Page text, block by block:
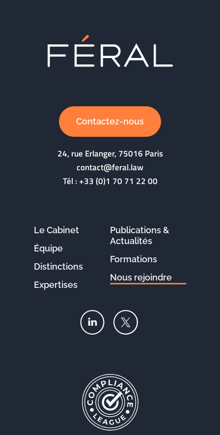
Contactez-nous
24, rue Erlanger, 75016 Paris
contact@feral.law
Tél :+33 (0)1 70 71 22 00
Le Cabinet
Équipe
Distinctions
Expertises
Publications &
Actualités
Formations
Nous rejoindre